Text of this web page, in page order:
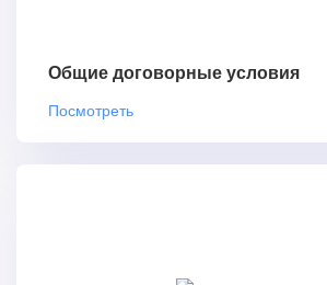
Общие договорные условия
Посмотреть